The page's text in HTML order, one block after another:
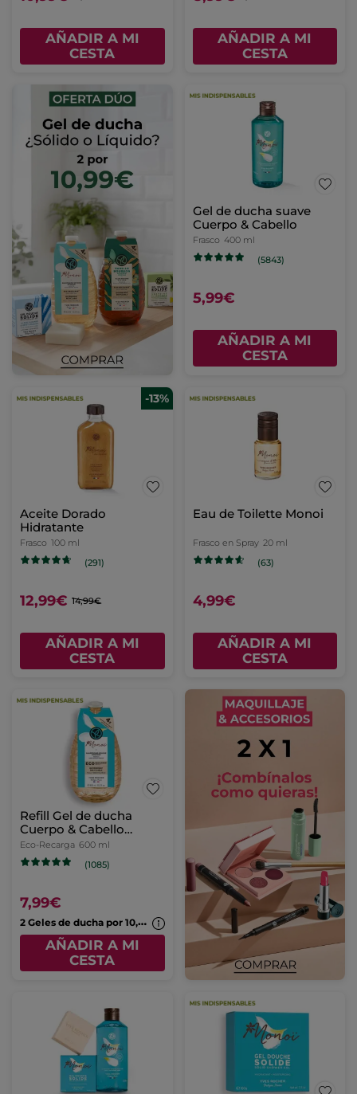
AÑADIR A MI
CESTA
AÑADIR A MI
CESTA
Gel de ducha suave
Cuerpo & Cabello
Frasco 400 ml
(5843)
5,99€
AÑADIR A MI
CESTA
-13%
Aceite Dorado
Hidratante
Frasco 100 ml
(291)
12,99€ 14,99€
AÑADIR A MI
CESTA
Eau de Toilette Monoi
Frasco en Spray 20 ml
(63)
4,99€
AÑADIR A MI
CESTA
Refill Gel de ducha
Cuerpo & Cabello
Monoi
Eco-Recarga 600 ml
(1085)
7,99€
2
Geles de ducha por 10,99€
AÑADIR A MI
CESTA